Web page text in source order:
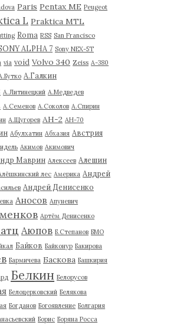
Paris Pentax ME Peugeot
L Praktica MTL
Roma RSS San Francisco
ALPHA 7 Sony NEX-5T
via void Volvo 340 Zeiss А-380
А.Галкин
А.Литинецкий А.Медведев
А.Семенов А.Соколов А.Спирин
А.Щугорев АН-2 АН-70
Абулхатин Абхазия Австрия
Акимов Акимович
Маврин Алексеев Алешин
лес Америка Андрей
Андрей Денисенко
Аносов Апуневич
Артём Денисенко
Аюпов Б.Степанов БМО
Байков Байконур Бакирова
Бармичева Баскова Башкирия
Белкин Белорусов
Белоцерковский Белякова
Богданов Богоявление Болгария
Борис Боряна Росса